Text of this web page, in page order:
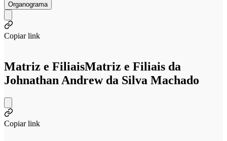
Organograma
Copiar link
Matriz e FiliaisMatriz e Filiais da
Johnathan Andrew da Silva Machado
Copiar link